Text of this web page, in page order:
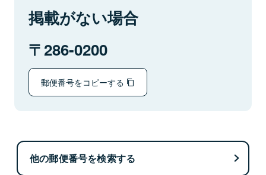
掲載がない場合
286-0200
郵便番号をコピーする
他の郵便番号を検索する